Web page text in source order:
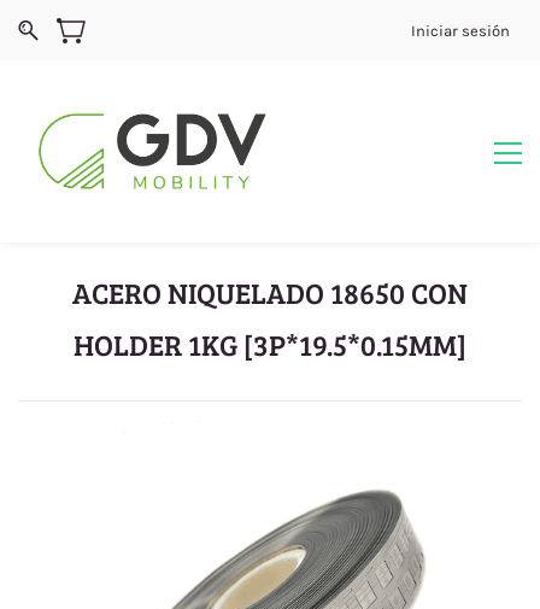
Iniciar sesión
ACERO NIQUELADO 18650 CON
HOLDER 1KG [3P*19.5*0.15MM]